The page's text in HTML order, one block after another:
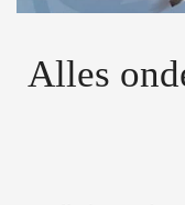
Alles